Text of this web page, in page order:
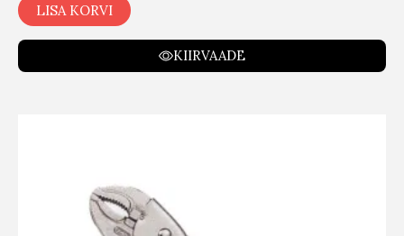
LISA KORVI
KIIRVAADE